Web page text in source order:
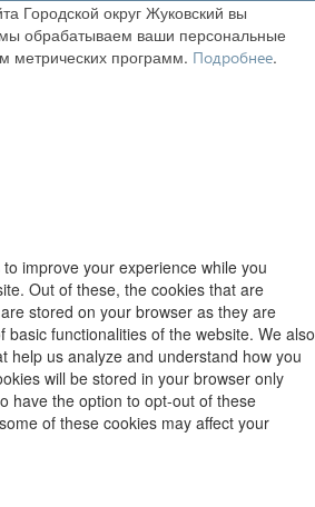
Городской округ Жуковский вы
обрабатываем ваши персональные
метрических программ. Подробнее.
improve your experience while you
Out of these, the cookies that are
stored on your browser as they are
basic functionalities of the website. We also
help us analyze and understand how you
will be stored in your browser only
have the option to opt-out of these
of these cookies may affect your